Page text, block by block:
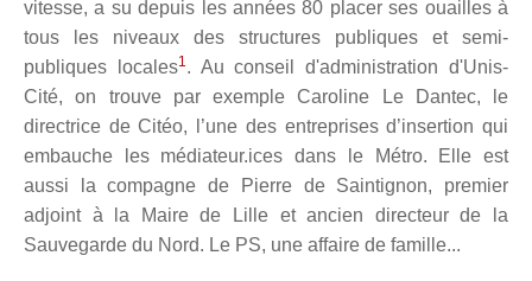
vitesse, a su depuis les années 80 placer ses ouailles à
tous les niveaux des structures publiques et semi-
publiques locales1. Au conseil d'administration d'Unis-
Cité, on trouve par exemple Caroline Le Dantec, le
directrice de Citéo, l’une des entreprises d’insertion qui
embauche les médiateur.ices dans le Métro. Elle est
aussi la compagne de Pierre de Saintignon, premier
adjoint à la Maire de Lille et ancien directeur de la
Sauvegarde du Nord. Le PS, une affaire de famille...